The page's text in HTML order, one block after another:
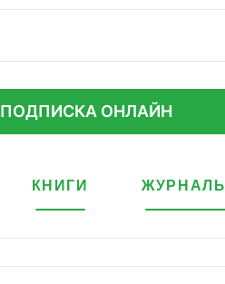
ПОДПИСКА ОНЛАЙН
КНИГИ ЖУРНАЛЫ